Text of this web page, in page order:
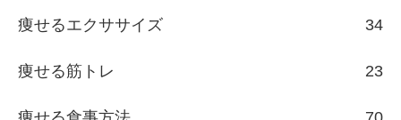
痩せるエクササイズ 34
痩せる筋トレ 23